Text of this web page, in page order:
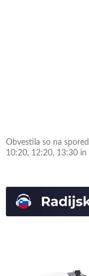
Obvestila so na
10:20, 12:20, 13:30